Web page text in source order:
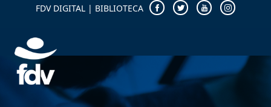
FDV DIGITAL | BIBLIOTECA